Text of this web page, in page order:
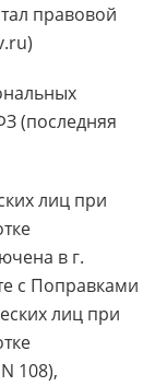
правовой
(последняя
лиц при
в г.
с Поправками
лиц при
108),